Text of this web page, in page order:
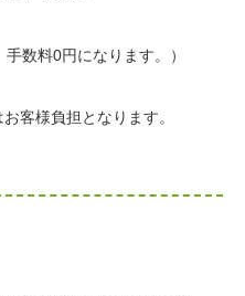
数料0円になります。）
客様負担となります。